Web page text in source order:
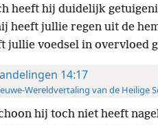
heeft hij duidelijk
heeft jullie regen uit de
jullie voedsel in overvloed
14:17
Wereldvertaling van de Heilige
hij toch niet heeft